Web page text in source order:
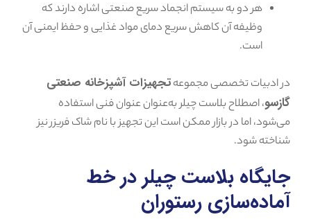
هر دو به سیستم انجماد سریع صنعتی اشاره دارند که
وظیفه آن کاهش سریع دمای مواد غذایی و حفظ ایمنی آن
است.
در ادبیات تخصصی مجموعهتجهیزات آشپزخانه صنعتی
گازسو، اصطلاح بلاست چیلر به‌عنوان عنوان فنی استفاده
می‌شود، اما در بازار ممکن است این تجهیز با نام شاک فریزر نیز
شناخته شود.
جایگاه بلاست چیلر در خط
آماده‌سازی رستوران